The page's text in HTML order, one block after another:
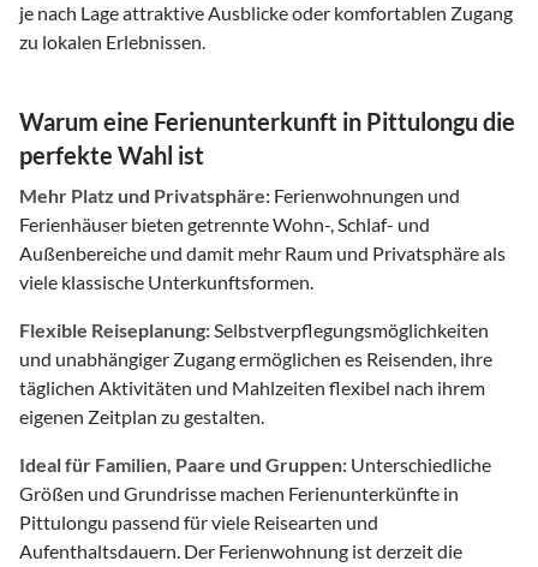
je nach Lage attraktive Ausblicke oder komfortablen Zugang
zu lokalen Erlebnissen.
Warum eine Ferienunterkunft in Pittulongu die
perfekte Wahl ist
Mehr Platz und Privatsphäre: Ferienwohnungen und
Ferienhäuser bieten getrennte Wohn-, Schlaf- und
Außenbereiche und damit mehr Raum und Privatsphäre als
viele klassische Unterkunftsformen.
Flexible Reiseplanung:Selbstverpflegungsmöglichkeiten
und unabhängiger Zugang ermöglichen es Reisenden, ihre
täglichen Aktivitäten und Mahlzeiten flexibel nach ihrem
eigenen Zeitplan zu gestalten.
Ideal für Familien, Paare und Gruppen: Unterschiedliche
Größen und Grundrisse machen Ferienunterkünfte in
Pittulongu passend für viele Reisearten und
Aufenthaltsdauern. Der Ferienwohnung ist derzeit die